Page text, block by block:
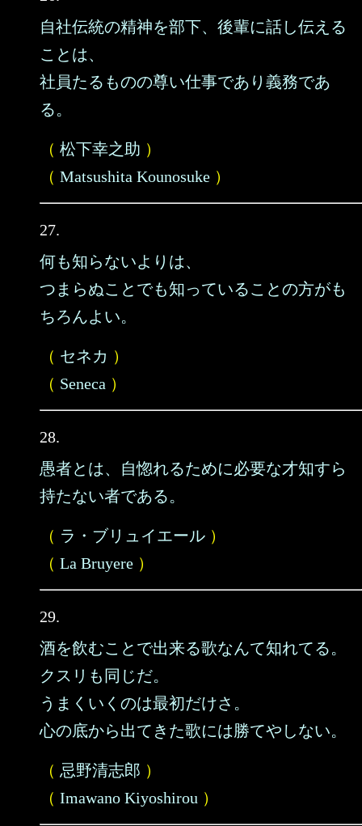
自社伝統の精神を部下、後輩に話し伝える
ことは、
社員たるものの尊い仕事であり義務であ
る。
（ 松下幸之助 ）
（ Matsushita Kounosuke ）
27.
何も知らないよりは、
つまらぬことでも知っていることの方がも
ちろんよい。
（ セネカ ）
（ Seneca ）
28.
愚者とは、自惚れるために必要な才知すら
持たない者である。
（ ラ・ブリュイエール ）
（ La Bruyere ）
29.
酒を飲むことで出来る歌なんて知れてる。
クスリも同じだ。
うまくいくのは最初だけさ。
心の底から出てきた歌には勝てやしない。
（ 忌野清志郎 ）
（ Imawano Kiyoshirou ）